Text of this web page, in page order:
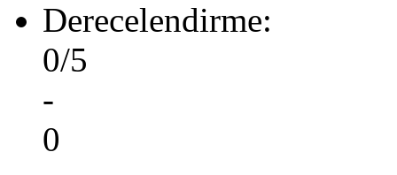
Derecelendirme:
0/5
-
0